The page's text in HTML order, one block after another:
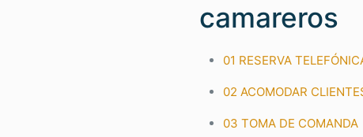
camareros
01 RESERVA
02 ACOMODAR
03 TOMA DE COMANDA